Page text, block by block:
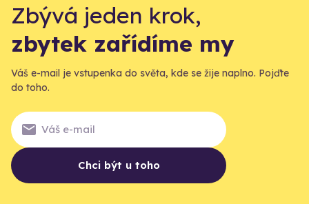
Zbývá jeden krok,
zbytek zařídíme my
Váš e-mail je vstupenka do světa, kde se žije naplno. Pojďte
do toho.
Chci být u toho